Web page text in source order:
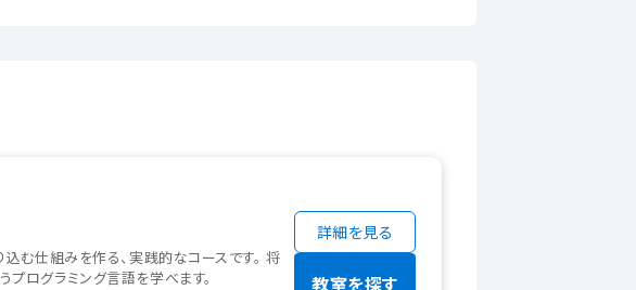
仕組みを作る、実践的なコースです。 将
ログラミング言語を学べます。
詳細を見る
教室を探す